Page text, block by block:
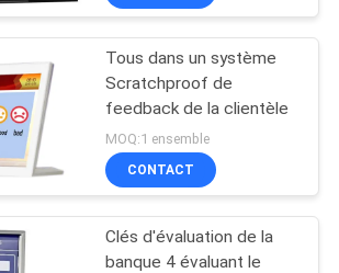
de billets
16
Tous dans un système
Scratchproof de
feedback de la clientèle
MOQ:1 ensemble
CONTACT
Clés d'évaluation de la
banque 4 évaluant le